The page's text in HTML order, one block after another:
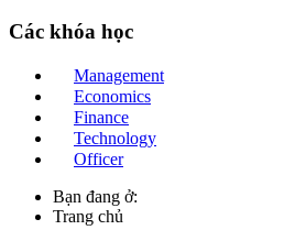
Các khóa học
Management
Economics
Finance
Technology
Officer
Bạn đang ở:
Trang chủ